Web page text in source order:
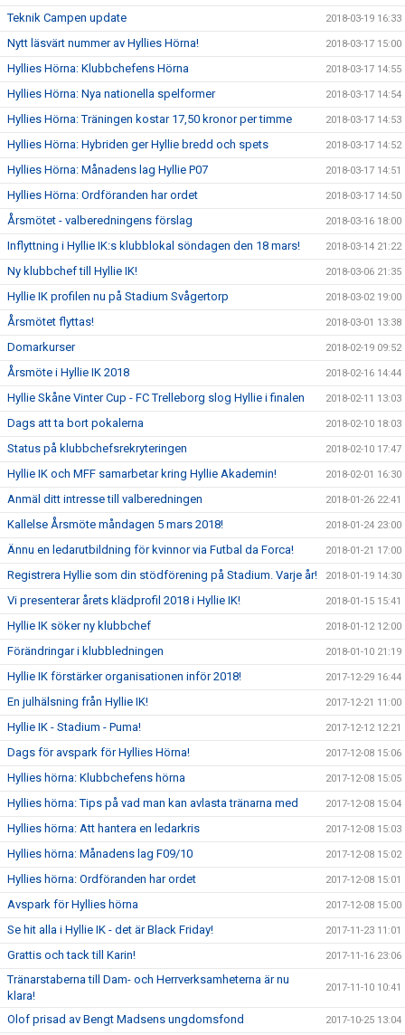
Teknik Campen update 2018-03-19 16:33
Nytt läsvärt nummer av Hyllies Hörna! 2018-03-17 15:00
Hyllies Hörna: Klubbchefens Hörna 2018-03-17 14:55
Hyllies Hörna: Nya nationella spelformer 2018-03-17 14:54
Hyllies Hörna: Träningen kostar 17,50 kronor per timme 2018-03-17 14:53
Hyllies Hörna: Hybriden ger Hyllie bredd och spets 2018-03-17 14:52
Hyllies Hörna: Månadens lag Hyllie P07 2018-03-17 14:51
Hyllies Hörna: Ordföranden har ordet 2018-03-17 14:50
Årsmötet - valberedningens förslag 2018-03-16 18:00
Inflyttning i Hyllie IK:s klubblokal söndagen den 18 mars! 2018-03-14 21:22
Ny klubbchef till Hyllie IK! 2018-03-06 21:35
Hyllie IK profilen nu på Stadium Svågertorp 2018-03-02 19:00
Årsmötet flyttas! 2018-03-01 13:38
Domarkurser 2018-02-19 09:52
Årsmöte i Hyllie IK 2018 2018-02-16 14:44
Hyllie Skåne Vinter Cup - FC Trelleborg slog Hyllie i finalen 2018-02-11 13:03
Dags att ta bort pokalerna 2018-02-10 18:03
Status på klubbchefsrekryteringen 2018-02-10 17:47
Hyllie IK och MFF samarbetar kring Hyllie Akademin! 2018-02-01 16:30
Anmäl ditt intresse till valberedningen 2018-01-26 22:41
Kallelse Årsmöte måndagen 5 mars 2018! 2018-01-24 23:00
Ännu en ledarutbildning för kvinnor via Futbal da Forca! 2018-01-21 17:00
Registrera Hyllie som din stödförening på Stadium. Varje år! 2018-01-19 14:30
Vi presenterar årets klädprofil 2018 i Hyllie IK! 2018-01-15 15:41
Hyllie IK söker ny klubbchef 2018-01-12 12:00
Förändringar i klubbledningen 2018-01-10 21:19
Hyllie IK förstärker organisationen inför 2018! 2017-12-29 16:44
En julhälsning från Hyllie IK! 2017-12-21 11:00
Hyllie IK - Stadium - Puma! 2017-12-12 12:21
Dags för avspark för Hyllies Hörna! 2017-12-08 15:06
Hyllies hörna: Klubbchefens hörna 2017-12-08 15:05
Hyllies hörna: Tips på vad man kan avlasta tränarna med 2017-12-08 15:04
Hyllies hörna: Att hantera en ledarkris 2017-12-08 15:03
Hyllies hörna: Månadens lag F09/10 2017-12-08 15:02
Hyllies hörna: Ordföranden har ordet 2017-12-08 15:01
Avspark för Hyllies hörna 2017-12-08 15:00
Se hit alla i Hyllie IK - det är Black Friday! 2017-11-23 11:01
Grattis och tack till Karin! 2017-11-16 23:06
Tränarstaberna till Dam- och Herrverksamheterna är nu
klara!
2017-11-10 10:41
Olof prisad av Bengt Madsens ungdomsfond 2017-10-25 13:04